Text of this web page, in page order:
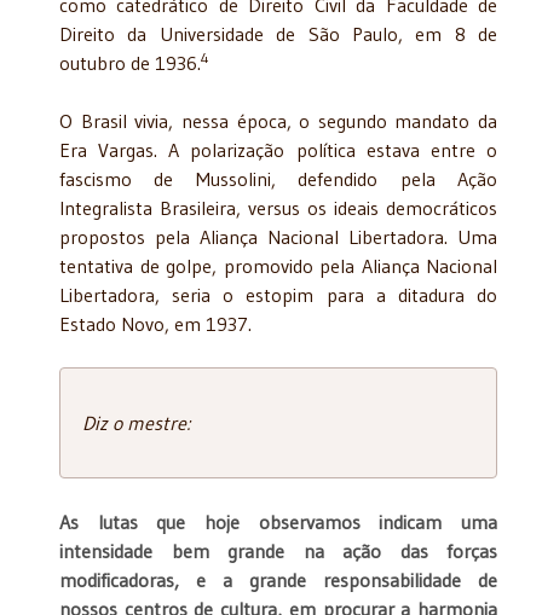
Direito da Universidade de São Paulo, em 8 de
outubro de 1936.4
O Brasil vivia, nessa época, o segundo mandato da
Era Vargas. A polarização política estava entre o
fascismo de Mussolini, defendido pela Ação
Integralista Brasileira, versus os ideais democráticos
propostos pela Aliança Nacional Libertadora. Uma
tentativa de golpe, promovido pela Aliança Nacional
Libertadora, seria o estopim para a ditadura do
Estado Novo, em 1937.
Diz o mestre:
As lutas que hoje observamos indicam uma
intensidade bem grande na ação das forças
modificadoras, e a grande responsabilidade de
nossos centros de cultura, em procurar a harmonia